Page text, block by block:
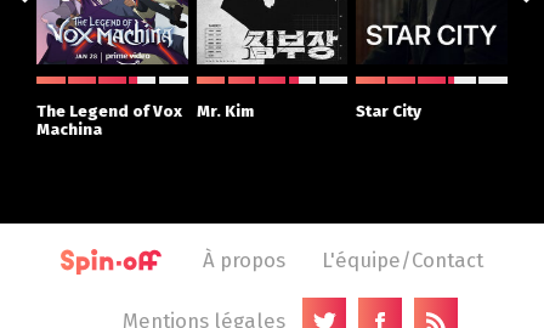
The Legend of Vox
Machina
Mr. Kim Star City
À propos L'équipe/Contact
Mentions légales